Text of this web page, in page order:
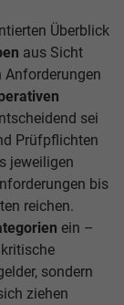
Überblick
aus Sicht
Anforderungen
sei
Prüfpflichten
jeweiligen
bis
reichen.
ein –
sondern
ziehen